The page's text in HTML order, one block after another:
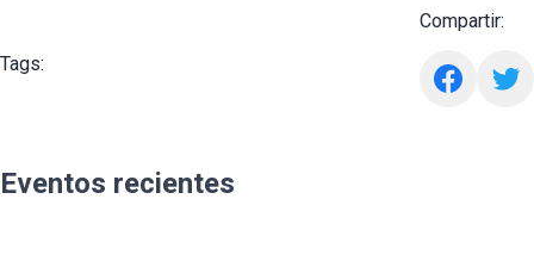
Tags:
Compartir:
Eventos recientes